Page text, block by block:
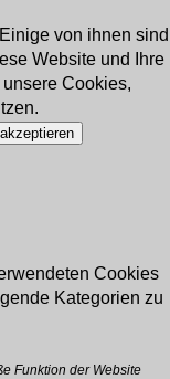
von ihnen sind
Website und Ihre
Cookies,
Cookies
Kategorien zu
Funktion der Website